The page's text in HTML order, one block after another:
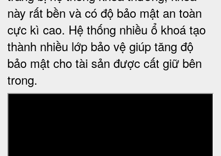
này rất bền và có độ bảo mật an toàn
cực kì cao. Hệ thống nhiều ổ khoá tạo
thành nhiều lớp bảo vệ giúp tăng độ
bảo mật cho tài sản được cất giữ bên
trong.